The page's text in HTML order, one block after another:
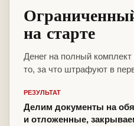
на старте
Денег на полный
то, за что штрафуют в
РЕЗУЛЬТАТ
Делим документы на
и отложенные,